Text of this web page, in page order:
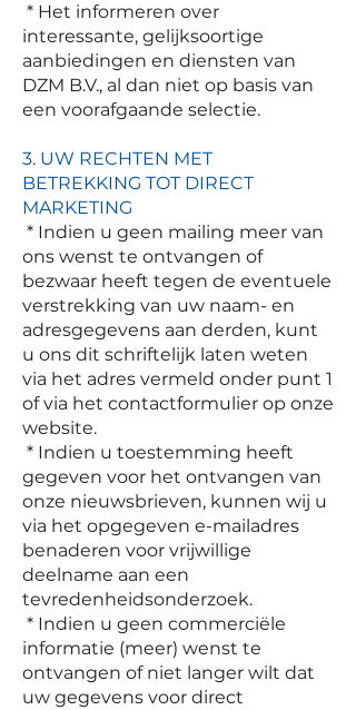
* Het informeren over
interessante, gelijksoortige
aanbiedingen en diensten van
DZM B.V., al dan niet op basis van
een voorafgaande selectie.
3. UW RECHTEN MET
BETREKKING TOT DIRECT
MARKETING
* Indien u geen mailing meer van
ons wenst te ontvangen of
bezwaar heeft tegen de eventuele
verstrekking van uw naam- en
adresgegevens aan derden, kunt
u ons dit schriftelijk laten weten
via het adres vermeld onder punt 1
of via het contactformulier op onze
website.
* Indien u toestemming heeft
gegeven voor het ontvangen van
onze nieuwsbrieven, kunnen wij u
via het opgegeven e-mailadres
benaderen voor vrijwillige
deelname aan een
tevredenheidsonderzoek.
* Indien u geen commerciële
informatie (meer) wenst te
ontvangen of niet langer wilt dat
uw gegevens voor direct